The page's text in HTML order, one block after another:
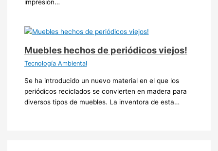
impresión…
Muebles hechos de periódicos viejos!
Tecnología Ambiental
Se ha introducido un nuevo material en el que los
periódicos reciclados se convierten en madera para
diversos tipos de muebles. La inventora de esta…